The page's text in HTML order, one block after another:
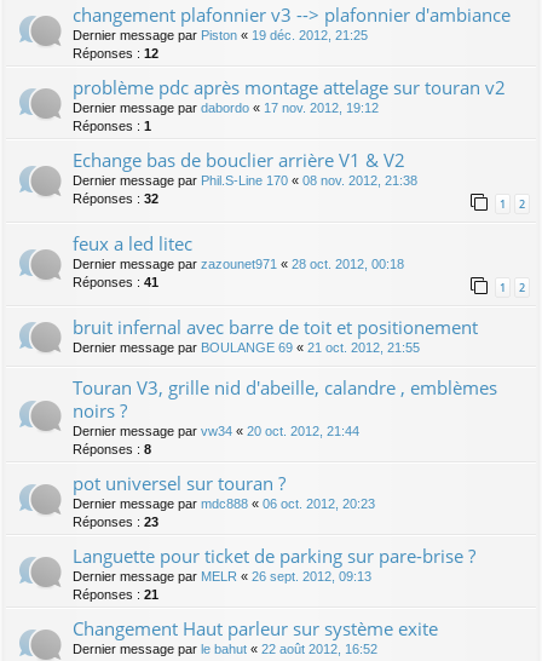
changement plafonnier v3 --> plafonnier d'ambiance
Dernier message par Piston « 19 déc. 2012, 21:25
Réponses : 12
problème pdc après montage attelage sur touran v2
Dernier message par dabordo « 17 nov. 2012, 19:12
Réponses : 1
Echange bas de bouclier arrière V1 & V2
Dernier message par Phil.S-Line 170 « 08 nov. 2012, 21:38
Réponses : 32 1 2
feux a led litec
Dernier message par zazounet971 « 28 oct. 2012, 00:18
Réponses : 41 1 2
bruit infernal avec barre de toit et positionement
Dernier message par BOULANGE 69 « 21 oct. 2012, 21:55
Touran V3, grille nid d'abeille, calandre , emblèmes
noirs ?
Dernier message par vw34 « 20 oct. 2012, 21:44
Réponses : 8
pot universel sur touran ?
Dernier message par mdc888 « 06 oct. 2012, 20:23
Réponses : 23
Languette pour ticket de parking sur pare-brise ?
Dernier message par MELR « 26 sept. 2012, 09:13
Réponses : 21
Changement Haut parleur sur système exite
Dernier message par le bahut « 22 août 2012, 16:52